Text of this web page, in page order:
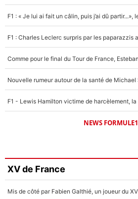
NEWS FORMULE1
XV de France